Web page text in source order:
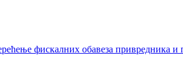
фискалних обавеза привредника и